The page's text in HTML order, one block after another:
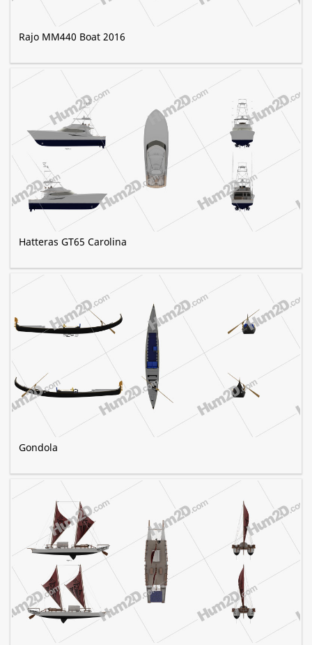
Rajo MM440 Boat 2016
Hatteras GT65 Carolina
Gondola